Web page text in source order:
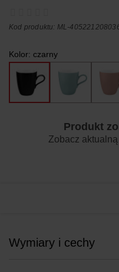
Kod produktu: ML-
Kolor: czarny
Produkt
Zobacz
Wymiary i cechy